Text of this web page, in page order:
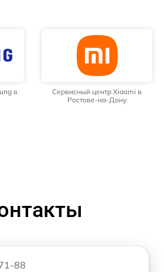
в
Сервисный центр Xiaomi в
Ростове-на-Дону
88